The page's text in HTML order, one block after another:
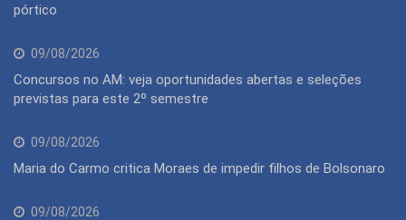
pórtico
09/08/2026
Concursos no AM: veja oportunidades abertas e seleções
previstas para este 2º semestre
09/08/2026
Maria do Carmo critica Moraes de impedir filhos de Bolsonaro
09/08/2026